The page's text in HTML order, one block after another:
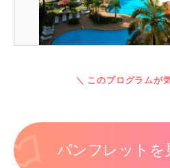
＼ このプログラムが
パンフレットを